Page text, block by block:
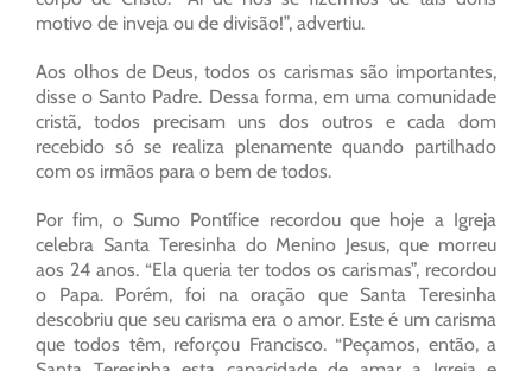
motivo de inveja ou de divisão!”, advertiu.
Aos olhos de Deus, todos os carismas são importantes,
disse o Santo Padre. Dessa forma, em uma comunidade
cristã, todos precisam uns dos outros e cada dom
recebido só se realiza plenamente quando partilhado
com os irmãos para o bem de todos.
Por fim, o Sumo Pontífice recordou que hoje a Igreja
celebra Santa Teresinha do Menino Jesus, que morreu
aos 24 anos. “Ela queria ter todos os carismas”, recordou
o Papa. Porém, foi na oração que Santa Teresinha
descobriu que seu carisma era o amor. Este é um carisma
que todos têm, reforçou Francisco. “Peçamos, então, a